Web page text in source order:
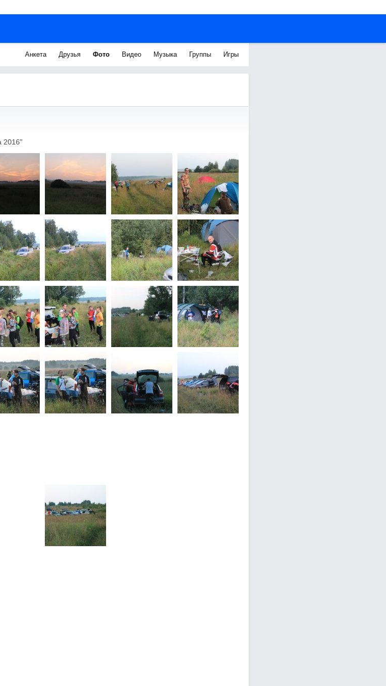
Анкета Друзья Фото Видео Музыка Группы Игры
2016"